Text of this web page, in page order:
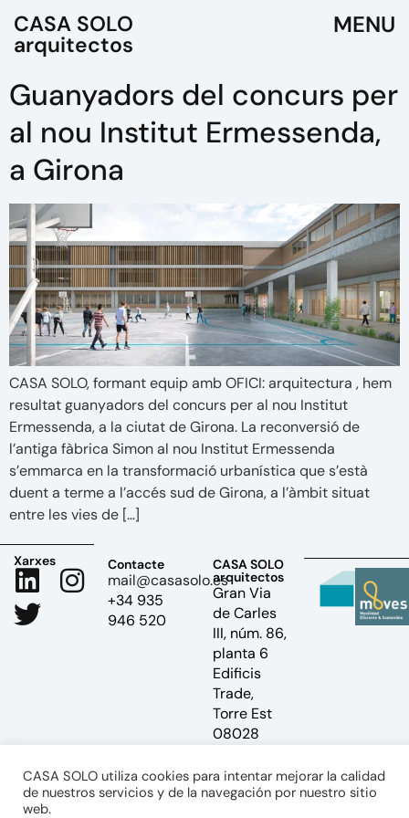
CASA SOLO
arquitectos
Guanyadors del concurs per
al nou Institut Ermessenda,
a Girona
CASA SOLO, formant equip amb OFICI: arquitectura , hem
resultat guanyadors del concurs per al nou Institut
Ermessenda, a la ciutat de Girona. La reconversió de
l’antiga fàbrica Simon al nou Institut Ermessenda
s’emmarca en la transformació urbanística que s’està
duent a terme a l’accés sud de Girona, a l’àmbit situat
entre les vies de […]
CASA SOLO
arquitectos
Gran Via
de Carles
III, núm. 86,
planta 6
Edificis
Trade,
Torre Est
08028
Contacte
mail@casasolo.es
+34 935
946 520
Xarxes
Política de Privacitat
CASA SOLO utiliza cookies para intentar mejorar la calidad
de nuestros servicios y de la navegación por nuestro sitio
web.